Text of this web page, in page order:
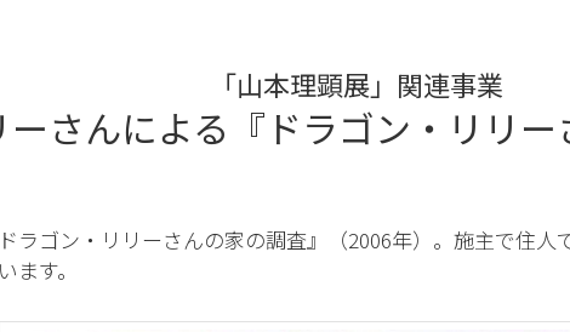
「山本理顕展」関連事業
ーさんによる『ドラゴン・リリ
ラゴン・リリーさんの家の調査』（2006年）。施主で住
す。